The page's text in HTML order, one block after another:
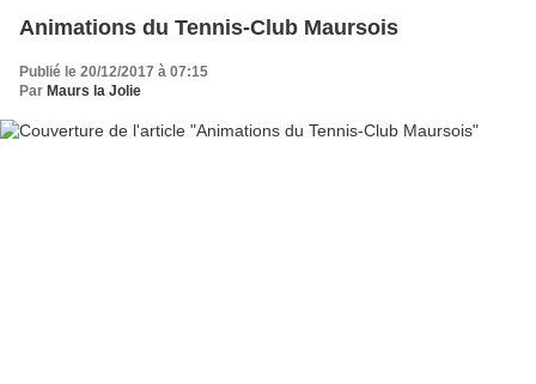
Animations du Tennis-Club Maursois
Publié le 20/12/2017 à 07:15
Par Maurs la Jolie